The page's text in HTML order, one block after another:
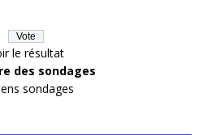
le résultat
des sondages
sondages